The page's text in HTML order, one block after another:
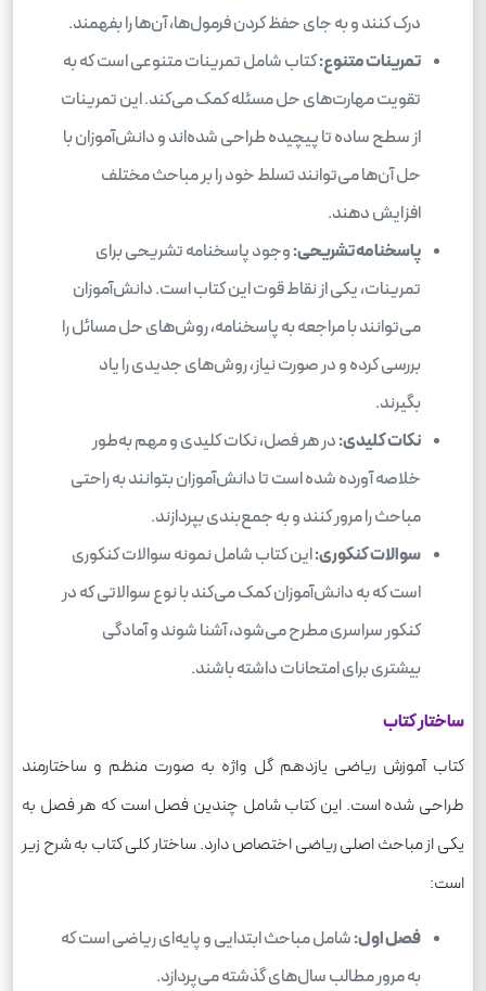
درک کنند و به جای حفظ کردن فرمول‌ها، آن‌ها را بفهمند.
تمرینات متنوع:کتاب شامل تمرینات متنوعی است که به
تقویت مهارت‌های حل مسئله کمک می‌کند. این تمرینات
از سطح ساده تا پیچیده طراحی شده‌اند و دانش‌آموزان با
حل آن‌ها می‌توانند تسلط خود را بر مباحث مختلف
افزایش دهند.
پاسخنامه تشریحی:وجود پاسخنامه تشریحی برای
تمرینات، یکی از نقاط قوت این کتاب است. دانش‌آموزان
می‌توانند با مراجعه به پاسخنامه، روش‌های حل مسائل را
بررسی کرده و در صورت نیاز، روش‌های جدیدی را یاد
بگیرند.
نکات کلیدی:در هر فصل، نکات کلیدی و مهم به‌طور
خلاصه آورده شده است تا دانش‌آموزان بتوانند به راحتی
مباحث را مرور کنند و به جمع‌بندی بپردازند.
سوالات کنکوری:این کتاب شامل نمونه سوالات کنکوری
است که به دانش‌آموزان کمک می‌کند با نوع سوالاتی که در
کنکور سراسری مطرح می‌شود، آشنا شوند و آمادگی
بیشتری برای امتحانات داشته باشند.
ساختار کتاب
کتاب آموزش ریاضی یازدهم گل واژه به صورت منظم و ساختارمند
طراحی شده است. این کتاب شامل چندین فصل است که هر فصل به
یکی از مباحث اصلی ریاضی اختصاص دارد. ساختار کلی کتاب به شرح زیر
است:
فصل اول:شامل مباحث ابتدایی و پایه‌ای ریاضی است که
به مرور مطالب سال‌های گذشته می‌پردازد.